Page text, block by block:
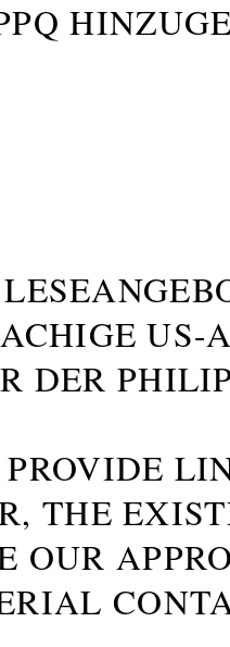
US-
DER
THE
OUR